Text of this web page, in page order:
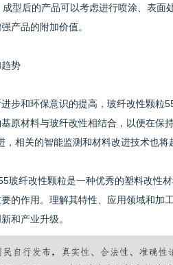
型后的产品可以考虑进行喷涂、表
产品的附加价值。
势
步和环保意识的提高，玻纤改性颗粒
原材料与玻纤改性相结合，以便在保
，相关的智能监测和材料改进技术也
玻纤改性颗粒是一种优秀的塑料改性
的作用。理解其特性、应用领域和加
和产业升级。